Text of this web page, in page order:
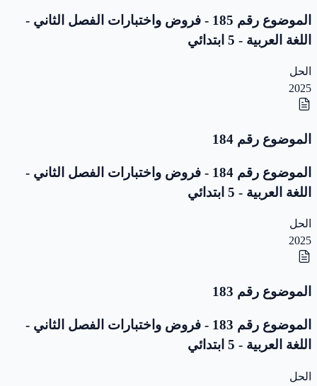
الموضوع رقم 185 - فروض واختبارات الفصل الثاني -
اللغة العربية - 5 ابتدائي
الحل
2025
الموضوع رقم 184
الموضوع رقم 184 - فروض واختبارات الفصل الثاني -
اللغة العربية - 5 ابتدائي
الحل
2025
الموضوع رقم 183
الموضوع رقم 183 - فروض واختبارات الفصل الثاني -
اللغة العربية - 5 ابتدائي
الحل